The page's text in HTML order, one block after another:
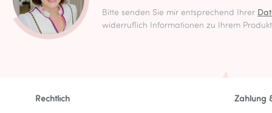
Bitte senden Sie mir entsprechend Ihrer
widerruflich Informationen zu Ihrem
Rechtlich Zahlung